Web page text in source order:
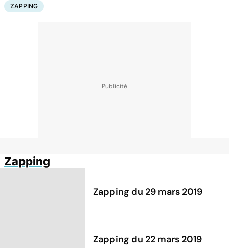
ZAPPING
Zapping
Zapping du 29 mars 2019
Zapping du 22 mars 2019